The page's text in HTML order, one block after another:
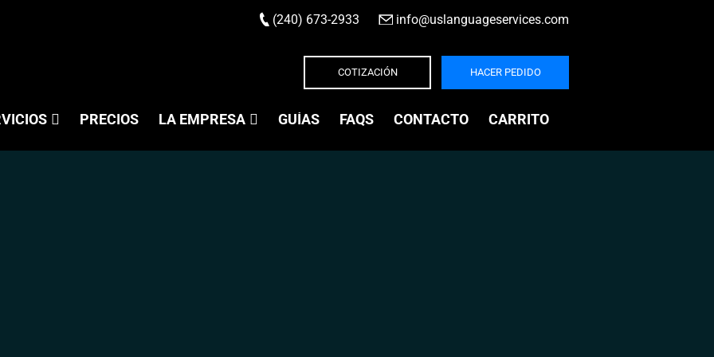
(240) 673-2933 info@uslanguageservices.com
COTIZACIÓN HACER PEDIDO
PRECIOS LA EMPRESA GUÍAS FAQS CONTACTO CARRITO